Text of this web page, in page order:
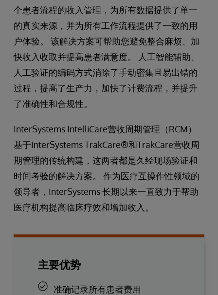
个患者流程的收入管理，为所有数据提供了单一
的真实来源，并为所有工作流程提供了一致的用
户体验。 该解决方案可帮助您避免整合麻烦、加
快收入收取并提高患者满意度。 人工智能辅助、
人工验证的编码方式消除了手动密集且易出错的
过程，提高了生产力，加快了计费流程，并提升
了准确性和合规性。
InterSystems IntelliCare营收周期管理（RCM）
基于InterSystems TrakCare®和TrakCare营收周
期管理的传统构建，这两者都是久经现场验证和
时间考验的解决方案。 作为医疗互操作性领域的
领导者，InterSystems 长期以来一直致力于帮助
医疗机构提高临床疗效和增加收入。
主要优势
准确记录所有患者费用